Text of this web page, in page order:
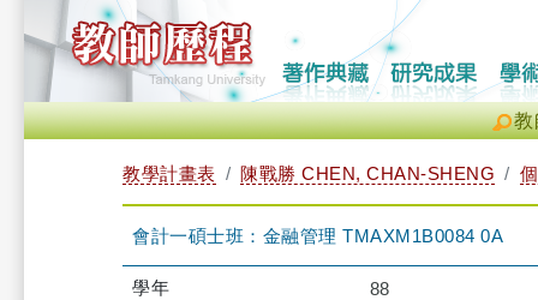
教
教學計畫表 陳戰勝 CHEN, CHAN-SHENG
會計一碩士班：金融管理 TMAXM1B0084 0A
學年 88